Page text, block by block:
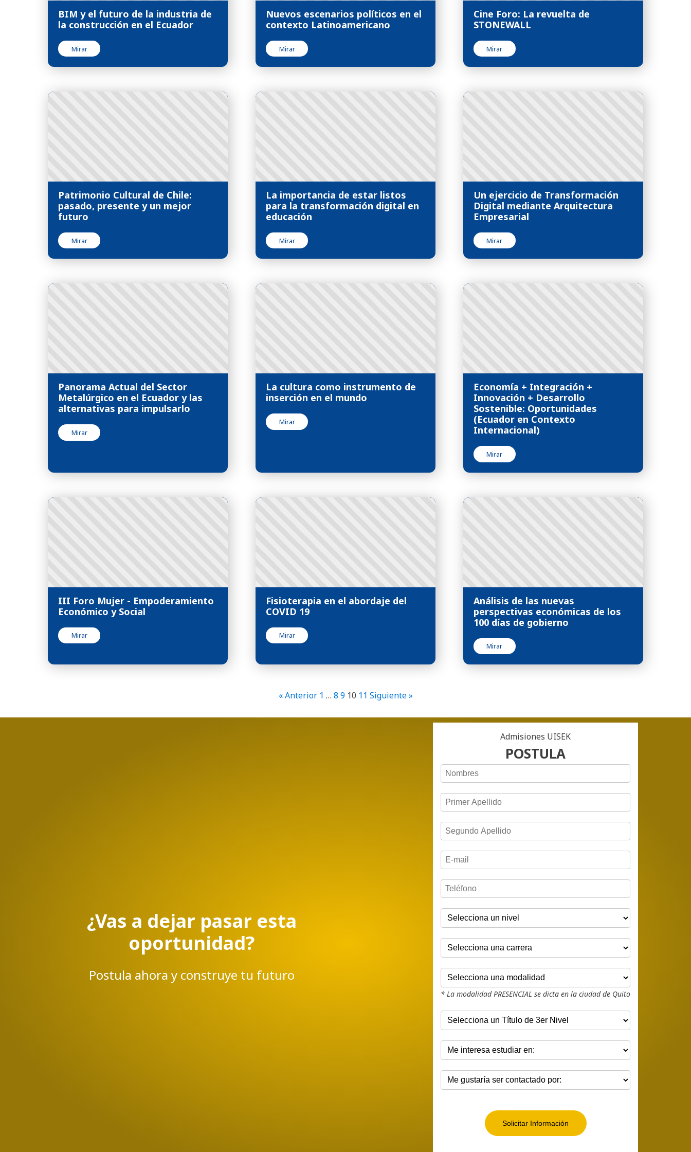
BIM y el futuro de la industria de
la construcción en el Ecuador
Mirar
Nuevos escenarios políticos en el
contexto Latinoamericano
Mirar
Cine Foro: La revuelta de
STONEWALL
Mirar
Patrimonio Cultural de Chile:
pasado, presente y un mejor
futuro
Mirar
La importancia de estar listos
para la transformación digital en
educación
Mirar
Un ejercicio de Transformación
Digital mediante Arquitectura
Empresarial
Mirar
Panorama Actual del Sector
Metalúrgico en el Ecuador y las
alternativas para impulsarlo
Mirar
La cultura como instrumento de
inserción en el mundo
Mirar
Economía + Integración +
Innovación + Desarrollo
Sostenible: Oportunidades
(Ecuador en Contexto
Internacional)
Mirar
III Foro Mujer - Empoderamiento
Económico y Social
Mirar
Fisioterapia en el abordaje del
COVID 19
Mirar
Análisis de las nuevas
perspectivas económicas de los
100 días de gobierno
Mirar
« Anterior 1 … 8 9 10 11 Siguiente »
¿Vas a dejar pasar esta
oportunidad?
Postula ahora y construye tu futuro
Admisiones UISEK
POSTULA
* La modalidad PRESENCIAL se dicta en la ciudad de Quito